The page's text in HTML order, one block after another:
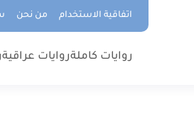
اتفاقية الاستخدام من نحن
روايات كاملةروايات عراقية